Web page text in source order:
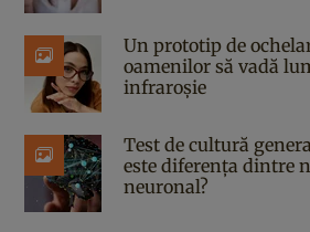
Un prototip de
oamenilor să vadă
infraroșie
Test de cultură
este diferența dintre
neuronal?